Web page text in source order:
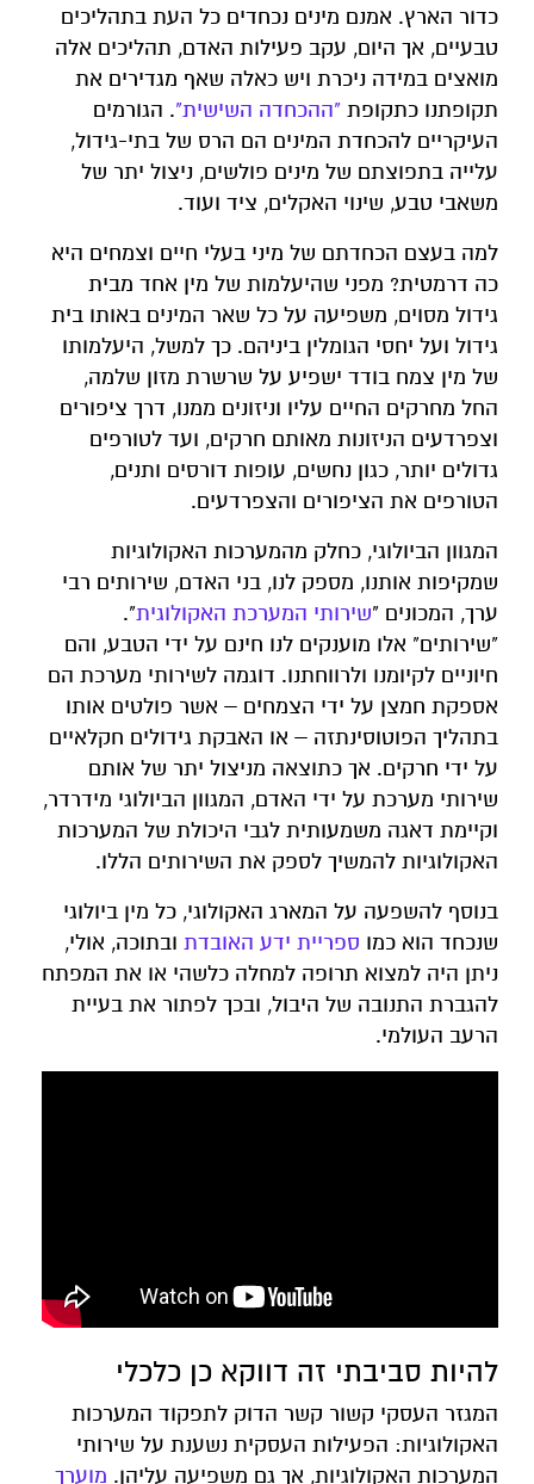
כדור הארץ. אמנם מינים נכחדים כל העת בתהליכים
טבעיים, אך היום, עקב פעילות האדם, תהליכים אלה
מואצים במידה ניכרת ויש כאלה שאף מגדירים את
תקופתנו כתקופת "ההכחדה השישית". הגורמים
העיקריים להכחדת המינים הם הרס של בתי-גידול,
עלייה בתפוצתם של מינים פולשים, ניצול יתר של
משאבי טבע, שינוי האקלים, ציד ועוד.
למה בעצם הכחדתם של מיני בעלי חיים וצמחים היא
כה דרמטית? מפני שהיעלמות של מין אחד מבית
גידול מסוים, משפיעה על כל שאר המינים באותו בית
גידול ועל יחסי הגומלין ביניהם. כך למשל, היעלמותו
של מין צמח בודד ישפיע על שרשרת מזון שלמה,
החל מחרקים החיים עליו וניזונים ממנו, דרך ציפורים
וצפרדעים הניזונות מאותם חרקים, ועד לטורפים
גדולים יותר, כגון נחשים, עופות דורסים ותנים,
הטורפים את הציפורים והצפרדעים.
המגוון הביולוגי, כחלק מהמערכות האקולוגיות
שמקיפות אותנו, מספק לנו, בני האדם, שירותים רבי
ערך, המכונים "שירותי המערכת האקולוגית".
"שירותים" אלו מוענקים לנו חינם על ידי הטבע, והם
חיוניים לקיומנו ולרווחתנו. דוגמה לשירותי מערכת הם
אספקת חמצן על ידי הצמחים – אשר פולטים אותו
בתהליך הפוטוסינתזה – או האבקת גידולים חקלאיים
על ידי חרקים. אך כתוצאה מניצול יתר של אותם
שירותי מערכת על ידי האדם, המגוון הביולוגי מידרדר,
וקיימת דאגה משמעותית לגבי היכולת של המערכות
האקולוגיות להמשיך לספק את השירותים הללו.
בנוסף להשפעה על המארג האקולוגי, כל מין ביולוגי
שנכחד הוא כמו ספריית ידע האובדת ובתוכה, אולי,
ניתן היה למצוא תרופה למחלה כלשהי או את המפתח
להגברת התנובה של היבול, ובכך לפתור את בעיית
הרעב העולמי.
להיות סביבתי זה דווקא כן כלכלי
המגזר העסקי קשור קשר הדוק לתפקוד המערכות
האקולוגיות: הפעילות העסקית נשענת על שירותי
המערכות האקולוגיות, אך גם משפיעה עליהן. מוערך